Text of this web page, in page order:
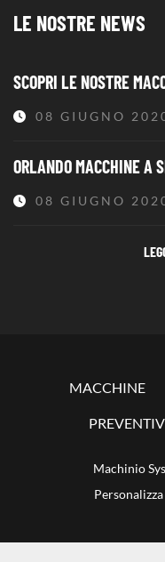
LE NOSTRE NEWS
SCOPRI LE NOSTRE
08 GIUGNO
ORLANDO MACCHINE A
08 GIUGNO
Machinio
MACCHINE